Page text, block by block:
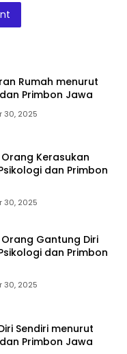
Rumah menurut
Primbon Jawa
30, 2025
Kerasukan
dan Primbon
30, 2025
Gantung Diri
dan Primbon
30, 2025
Sendiri menurut
Primbon Jawa